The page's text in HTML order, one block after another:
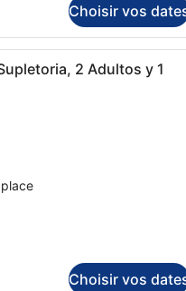
Choisir vos
Une chambre d’hôtel avec
2 Adultos y 1
Choisir vos